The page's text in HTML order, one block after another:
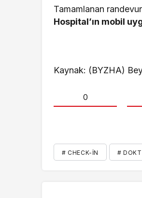
Tamamlanan
Hospital’ın mobil
Kaynak: (BYZHA)
0
# CHECK-İN #